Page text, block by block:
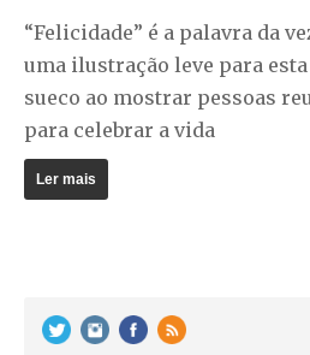
“Felicidade” é a palavra da
uma ilustração leve para
sueco ao mostrar pessoas
para celebrar a vida
Ler mais